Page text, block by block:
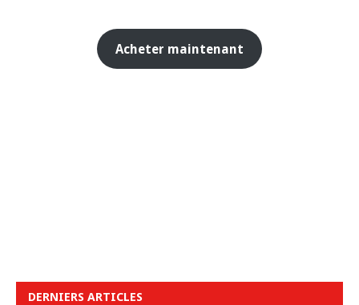
Acheter maintenant
DERNIERS ARTICLES